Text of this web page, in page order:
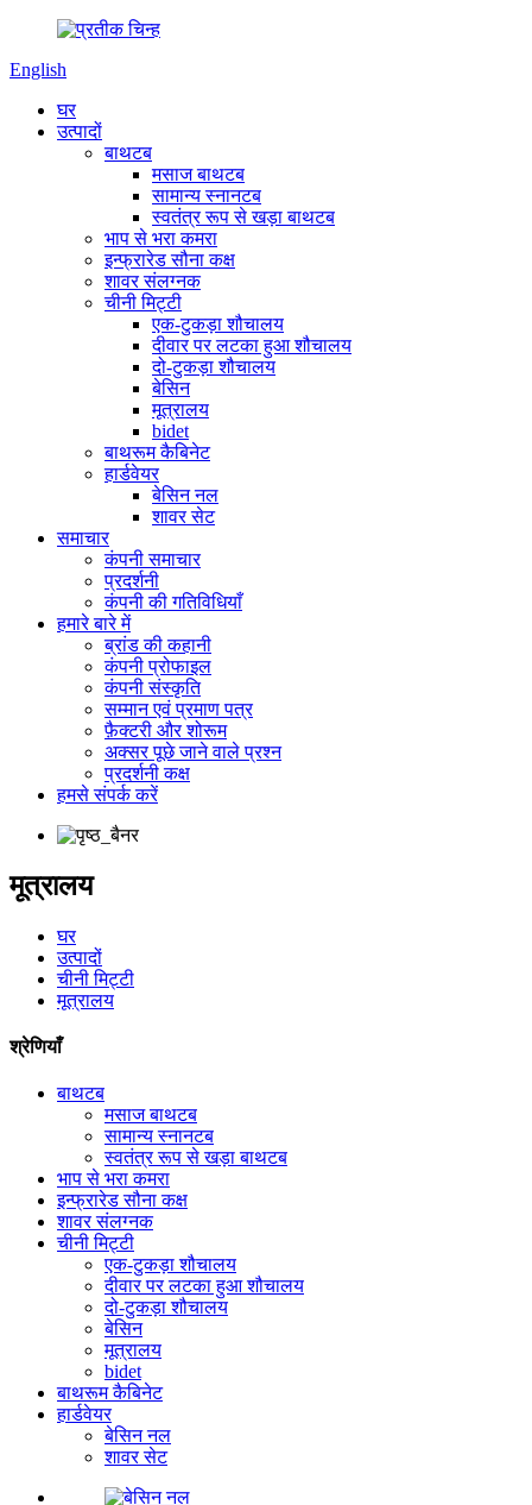
English
घर
उत्पादों
बाथटब
मसाज बाथटब
सामान्य स्नानटब
स्वतंत्र रूप से खड़ा बाथटब
भाप से भरा कमरा
इन्फ्रारेड सौना कक्ष
शावर संलग्नक
चीनी मिट्टी
एक-टुकड़ा शौचालय
दीवार पर लटका हुआ शौचालय
दो-टुकड़ा शौचालय
बेसिन
मूत्रालय
bidet
बाथरूम कैबिनेट
हार्डवेयर
बेसिन नल
शावर सेट
समाचार
कंपनी समाचार
प्रदर्शनी
कंपनी की गतिविधियाँ
हमारे बारे में
ब्रांड की कहानी
कंपनी प्रोफाइल
कंपनी संस्कृति
सम्मान एवं प्रमाण पत्र
फ़ैक्टरी और शोरूम
अक्सर पूछे जाने वाले प्रश्न
प्रदर्शनी कक्ष
हमसे संपर्क करें
मूत्रालय
घर
उत्पादों
चीनी मिट्टी
मूत्रालय
श्रेणियाँ
बाथटब
मसाज बाथटब
सामान्य स्नानटब
स्वतंत्र रूप से खड़ा बाथटब
भाप से भरा कमरा
इन्फ्रारेड सौना कक्ष
शावर संलग्नक
चीनी मिट्टी
एक-टुकड़ा शौचालय
दीवार पर लटका हुआ शौचालय
दो-टुकड़ा शौचालय
बेसिन
मूत्रालय
bidet
बाथरूम कैबिनेट
हार्डवेयर
बेसिन नल
शावर सेट